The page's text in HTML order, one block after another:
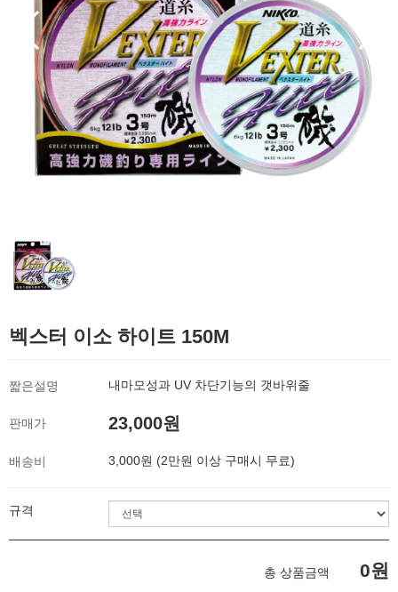
벡스터 이소 하이트 150M
짧은설명 내마모성과 UV 차단기능의 갯바위줄
판매가 23,000원
배송비 3,000원 (2만원 이상 구매시 무료)
규격
총 상품금액 0원